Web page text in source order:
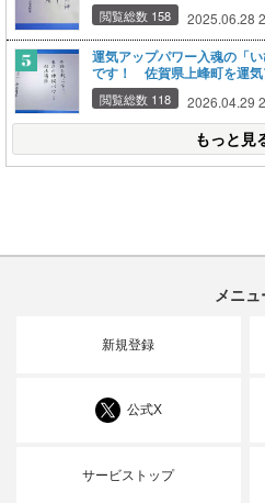
閲覧総数 158 2025.06.28
運気アップパワー入魂の「
です！ 佐賀県上峰町を運気
閲覧総数 118 2026.04.29
もっと見
メニュ
新規登録
公式X
サービストップ